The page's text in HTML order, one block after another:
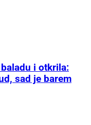
i otkrila:
sad je barem